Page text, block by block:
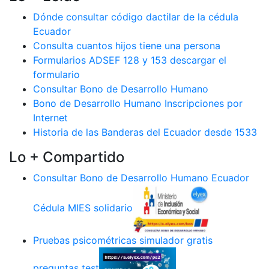
Dónde consultar código dactilar de la cédula
Ecuador
Consulta cuantos hijos tiene una persona
Formularios ADSEF 128 y 153 descargar el
formulario
Consultar Bono de Desarrollo Humano
Bono de Desarrollo Humano Inscripciones por
Internet
Historia de las Banderas del Ecuador desde 1533
Lo + Compartido
Consultar Bono de Desarrollo Humano Ecuador
Cédula MIES solidario
Pruebas psicométricas simulador gratis